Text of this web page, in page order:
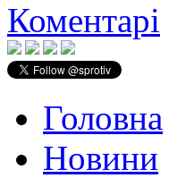
Коментарі
Головна
Новини